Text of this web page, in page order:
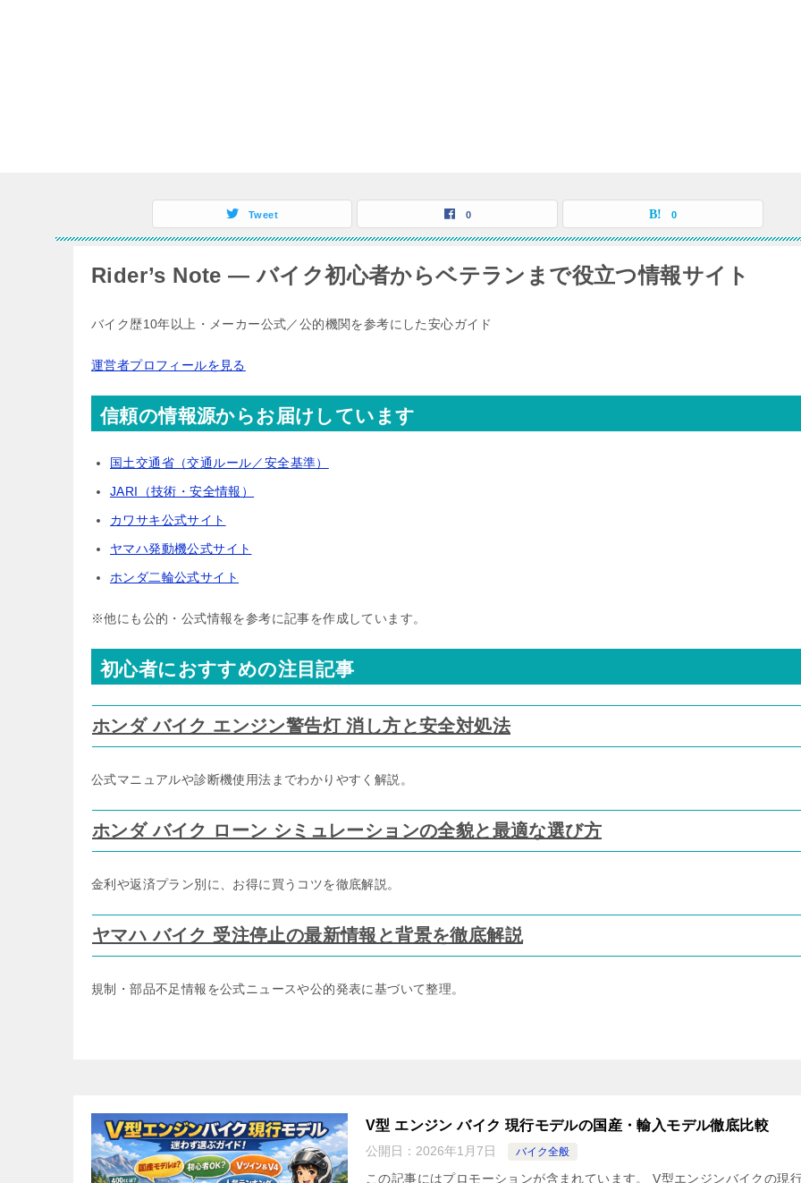
Tweet 0 0
Rider’s Note — バイク初心者からベテランまで役立つ情報サイト
バイク歴10年以上・メーカー公式／公的機関を参考にした安心ガイド
運営者プロフィールを見る
信頼の情報源からお届けしています
国土交通省（交通ルール／安全基準）
JARI（技術・安全情報）
カワサキ公式サイト
ヤマハ発動機公式サイト
ホンダ二輪公式サイト
※他にも公的・公式情報を参考に記事を作成しています。
初心者におすすめの注目記事
ホンダ バイク エンジン警告灯 消し方と安全対処法
公式マニュアルや診断機使用法までわかりやすく解説。
ホンダ バイク ローン シミュレーションの全貌と最適な選び方
金利や返済プラン別に、お得に買うコツを徹底解説。
ヤマハ バイク 受注停止の最新情報と背景を徹底解説
規制・部品不足情報を公式ニュースや公的発表に基づいて整理。
V型 エンジン バイク 現行モデルの国産・輸入モデル徹底比較
公開日： 2026年1月7日 バイク全般
この記事にはプロモーションが含まれています。 V型エンジンバイクの現